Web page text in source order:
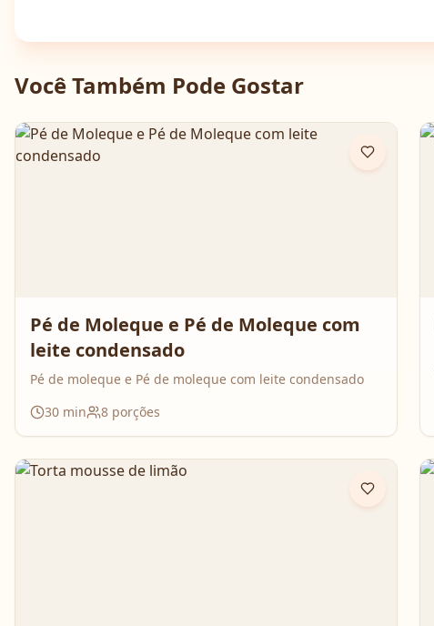
Você Também Pode Gostar
Pé de Moleque e Pé de Moleque com
leite condensado
Pé de moleque e Pé de moleque com leite condensado
30 min 8 porções